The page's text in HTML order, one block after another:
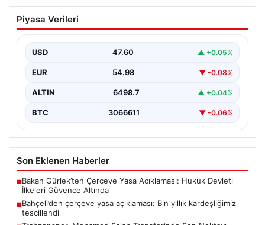
Bahçeli’den çerçeve yasa açıklaması:
Bin yıllık kardeşliğimiz tescillendi
Piyasa Verileri
USD 47.60 ▲ +0.05%
EUR 54.98 ▼ -0.08%
ALTIN 6498.7 ▲ +0.04%
BTC 3066611 ▼ -0.06%
Son Eklenen Haberler
■Bakan Gürlek’ten Çerçeve Yasa Açıklaması: Hukuk Devleti
İlkeleri Güvence Altında
■Bahçeli’den çerçeve yasa açıklaması: Bin yıllık kardeşliğimiz
tescillendi